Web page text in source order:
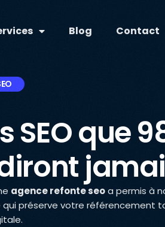
Blog Contact
SEO que
agence refonte seoa permis à
qui préserve votre référencement